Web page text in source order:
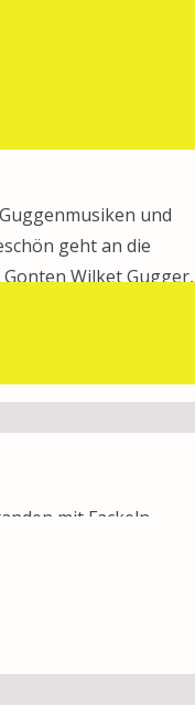
und
geht an die
Wilket Gugger,
mit Fackeln
ein Stück